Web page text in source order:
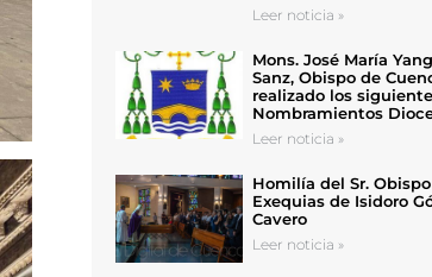
Leer noticia »
Mons. José María
Sanz, Obispo de
realizado los
Nombramientos
Leer noticia »
Homilía del Sr.
Exequias de Isidoro
Cavero
Leer noticia »